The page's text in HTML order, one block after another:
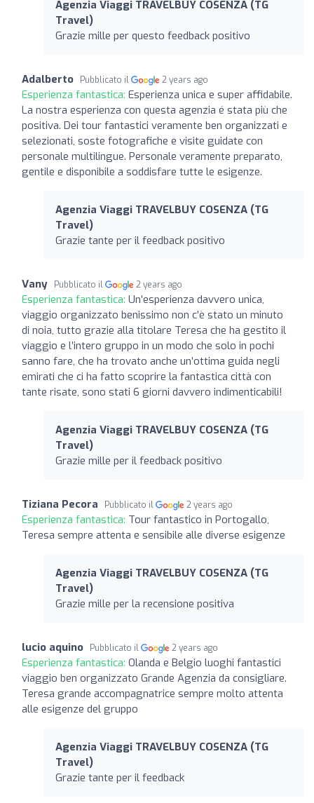
Agenzia Viaggi TRAVELBUY COSENZA (TG
Travel)
Grazie mille per questo feedback positivo
Adalberto Pubblicato il 2 years ago
Esperienza fantastica: Esperienza unica e super affidabile.
La nostra esperienza con questa agenzia é stata più che
positiva. Dei tour fantastici veramente ben organizzati e
selezionati, soste fotografiche e visite guidate con
personale multilingue. Personale veramente preparato,
gentile e disponibile a soddisfare tutte le esigenze.
Agenzia Viaggi TRAVELBUY COSENZA (TG
Travel)
Grazie tante per il feedback positivo
Vany Pubblicato il 2 years ago
Esperienza fantastica: Un’esperienza davvero unica,
viaggio organizzato benissimo non c’è stato un minuto
di noia, tutto grazie alla titolare Teresa che ha gestito il
viaggio e l’intero gruppo in un modo che solo in pochi
sanno fare, che ha trovato anche un’ottima guida negli
emirati che ci ha fatto scoprire la fantastica città con
tante risate, sono stati 6 giorni davvero indimenticabili!
Agenzia Viaggi TRAVELBUY COSENZA (TG
Travel)
Grazie mille per il feedback positivo
Tiziana Pecora Pubblicato il 2 years ago
Esperienza fantastica: Tour fantastico in Portogallo,
Teresa sempre attenta e sensibile alle diverse esigenze
Agenzia Viaggi TRAVELBUY COSENZA (TG
Travel)
Grazie mille per la recensione positiva
lucio aquino Pubblicato il 2 years ago
Esperienza fantastica: Olanda e Belgio luoghi fantastici
viaggio ben organizzato Grande Agenzia da consigliare.
Teresa grande accompagnatrice sempre molto attenta
alle esigenze del gruppo
Agenzia Viaggi TRAVELBUY COSENZA (TG
Travel)
Grazie tante per il feedback